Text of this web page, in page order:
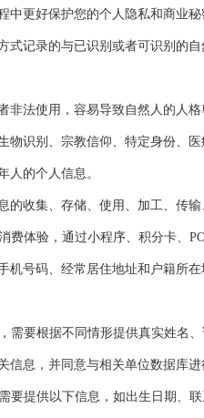
中更好保护您的个人隐私和商业秘
式记录的与已识别或者可识别的
非法使用，容易导致自然人的人
物识别、宗教信仰、特定身份、
人的个人信息。
的收集、存储、使用、加工、传
费体验，通过小程序、积分卡、
机号码、经常居住地址和户籍所
需要根据不同情形提供真实姓名
信息，并同意与相关单位数据库
要提供以下信息，如出生日期、